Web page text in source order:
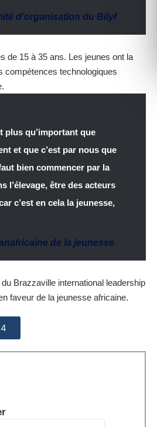
d’organisation du Bilyf
de 15 à 35 ans. Les jeunes ont la
compétences technologiques
plus qu’important que
et que c’est par nous que
bien commencer par la
l’élevage, être des acteurs
c’est en cela la jeunesse,
de la jeunesse
Brazzaville international leadership
faveur de la jeunesse africaine.